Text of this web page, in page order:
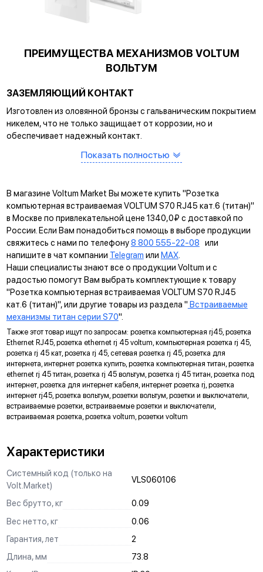
ПРЕИМУЩЕСТВА МЕХАНИЗМОВ VOLTUM
ВОЛЬТУМ
ЗАЗЕМЛЯЮЩИЙ КОНТАКТ
Изготовлен из оловянной бронзы с гальваническим покрытием
никелем, что не только защищает от коррозии, но и
обеспечивает надежный контакт.
САМОЗАЖИМНЫЕ КЛЕММЫ
КРЕПЛЕНИЕ EASY CLICK
Обеспечивает быстрое и легкое соединение механизма с
рамкой. Восемь фиксаторов по периметру нивелируют
неровности стены и надежно удерживают конструкцию.
УНИВЕРСАЛЬНЫЙ МОНТАЖ
Суппорт поддерживает установку механизма в
многопостовые рамки как по горизонтали, так и по вертикали.
ДИАГОНАЛЬНЫЕ ОТВЕРСТИЯ СУППОРТА
Предназначены для удобного крепления механизмов в
нестандартных условиях, не требующих применения
подрозетников.
МАРКИРОВКА
Метка для точного определения длины зачистки изоляции
проводов, упрощающая и ускоряющая процесс монтажа.
Надежно фиксирует механизм в подрозетнике, не мешая
монтажу и не выпадая из свободного положения.
ЗАЩИТА
Механизм выполнен с учетом защиты проводов от
повреждений при установке, обеспечивая безопасную
эксплуатацию и исключая вероятность замыкания на детали
корпуса.
КРЕПЛЕНИЕ "ШИП-ПАЗ"
Показать полностью
В магазине Voltum Market Вы можете купить "Розетка
компьютерная встраиваемая VOLTUM S70 RJ45 кат.6 (титан)"
в Москве по привлекательной цене 1340,0₽ с доставкой по
России. Если Вам понадобиться помощь в выборе продукции
свяжитесь с нами по телефону8 800 555-22-08 или
напишите в чат компании Telegram или MAX.
Наши специалисты знают все о продукции Voltum и с
радостью помогут Вам выбрать комплектующие к товару
"Розетка компьютерная встраиваемая VOLTUM S70 RJ45
кат.6 (титан)", или другие товары из раздела " Встраиваемые
механизмы титан серии S70".
Также этот товар ищут по запросам: розетка компьютерная rj45, розетка
Ethernet RJ45, розетка ethernet rj 45 voltum, компьютерная розетка rj 45,
розетка rj 45 кат, розетка rj 45, сетевая розетка rj 45, розетка для
интернета, интернет розетка купить, розетка компьютерная титан, розетка
ethernet rj 45 титан, розетка rj 45 вольтум, розетка rj 45 титан, розетка под
интернет, розетка для интернет кабеля, интернет розетка rj, розетка
интернет rj45, розетка вольтум, розетки вольтум, розетки и выключатели,
встраиваемые розетки, встраиваемые розетки и выключатели,
встраиваемая розетка, розетка voltum, розетки voltum
Характеристики
Системный код (только на
Volt.Market)
VLS060106
Вес брутто, кг
0.09
Вес нетто, кг
0.06
Гарантия, лет
2
Длина, мм
73.8